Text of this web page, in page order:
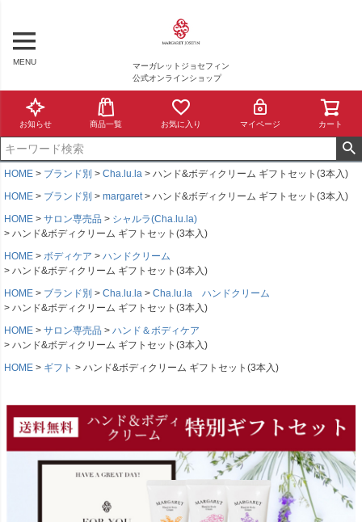
MENU
マーガレットジョセフィン
公式オンラインショップ
お知らせ 商品一覧 お気に入り マイページ カート
HOME ブランド別 Cha.lu.la
ハンド&ボディクリーム ギフトセット(3本入)
HOME
ブランド別 margaret
ハンド&ボディクリーム ギフトセット(3本入)
HOME
サロン専売品
シャルラ(Cha.lu.la)
ハンド&ボディクリーム ギフトセット(3本入)
HOME
ボディケア
ハンドクリーム
ハンド&ボディクリーム ギフトセット(3本入)
HOME
ブランド別 Cha.lu.la
Cha.lu.la ハンドクリーム
ハンド&ボディクリーム ギフトセット(3本入)
HOME
サロン専売品
ハンド＆ボディケア
ハンド&ボディクリーム ギフトセット(3本入)
HOME
ギフト ハンド&ボディクリーム ギフトセット(3本入)